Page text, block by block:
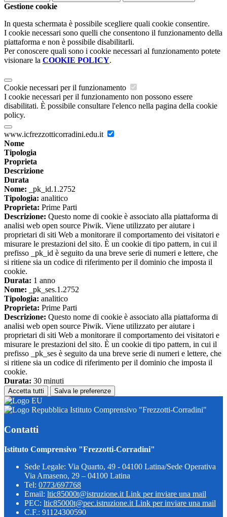
Gestione cookie
In questa schermata è possibile scegliere quali cookie consentire.
I cookie necessari sono quelli che consentono il funzionamento della
piattaforma e non è possibile disabilitarli.
Per conoscere quali sono i cookie necessari al funzionamento potete
visionare la COOKIE POLICY.
Cookie necessari per il funzionamento
I cookie necessari per il funzionamento non possono essere
disabilitati. È possibile consultare l'elenco nella pagina della cookie
policy.
www.icfrezzotticorradini.edu.it
Nome
Tipologia
Proprieta
Descrizione
Durata
Nome: _pk_id.1.2752
Tipologia: analitico
Proprieta: Prime Parti
Descrizione: Questo nome di cookie è associato alla piattaforma di
analisi web open source Piwik. Viene utilizzato per aiutare i
proprietari di siti Web a monitorare il comportamento dei visitatori e
misurare le prestazioni del sito. È un cookie di tipo pattern, in cui il
prefisso _pk_id è seguito da una breve serie di numeri e lettere, che
si ritiene sia un codice di riferimento per il dominio che imposta il
cookie.
Durata: 1 anno
Nome: _pk_ses.1.2752
Tipologia: analitico
Proprieta: Prime Parti
Descrizione: Questo nome di cookie è associato alla piattaforma di
analisi web open source Piwik. Viene utilizzato per aiutare i
proprietari di siti Web a monitorare il comportamento dei visitatori e
misurare le prestazioni del sito. È un cookie di tipo pattern, in cui il
prefisso _pk_ses è seguito da una breve serie di numeri e lettere, che
si ritiene sia un codice di riferimento per il dominio che imposta il
cookie.
Durata: 30 minuti
Accetta tutti Salva le preferenze
Istituto Comprensivo "Frezzotti-Corradini"
Contatti
Istituto Comprensivo "Frezzotti-Corradini"
Sede Legale: Via Quarto, 49 - 04100 Latina/Sede Operativa
Via Amaseno, 29 – 04100 Latina
Tel: 0773/697768
Email: ltic85000t@istruzione.it Link per inviare una mail
PEC: ltic85000t@pec.istruzione.it Link per inviare una mail
C.F.: 91124300590